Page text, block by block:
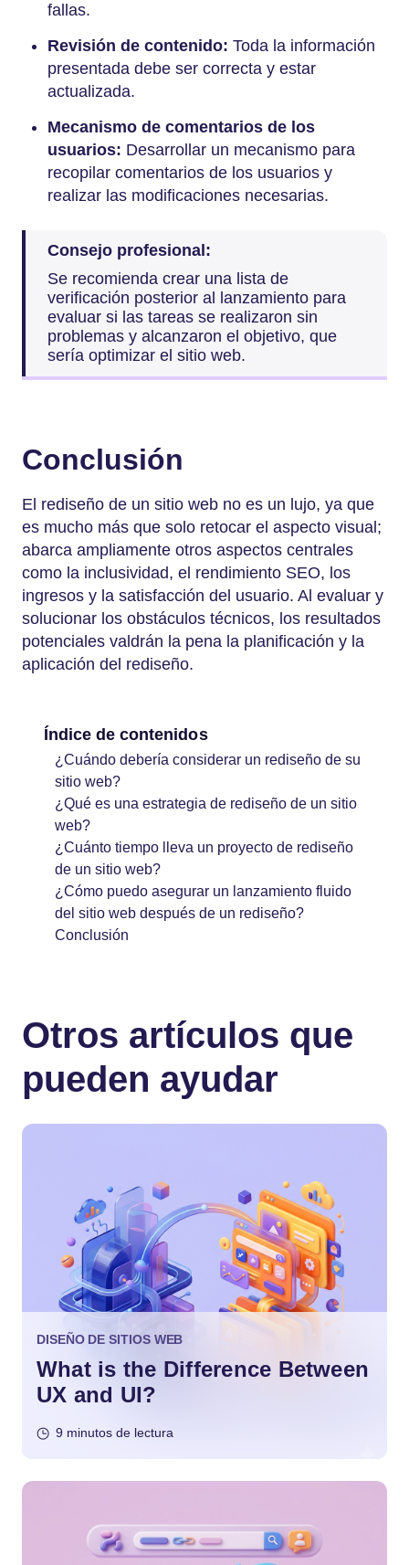
fallas.
Revisión de contenido: Toda la información
presentada debe ser correcta y estar
actualizada.
Mecanismo de comentarios de los
usuarios: Desarrollar un mecanismo para
recopilar comentarios de los usuarios y
realizar las modificaciones necesarias.
Consejo profesional:
Se recomienda crear una lista de
verificación posterior al lanzamiento para
evaluar si las tareas se realizaron sin
problemas y alcanzaron el objetivo, que
sería optimizar el sitio web.
Conclusión
El rediseño de un sitio web no es un lujo, ya que
es mucho más que solo retocar el aspecto visual;
abarca ampliamente otros aspectos centrales
como la inclusividad, el rendimiento SEO, los
ingresos y la satisfacción del usuario. Al evaluar y
solucionar los obstáculos técnicos, los resultados
potenciales valdrán la pena la planificación y la
aplicación del rediseño.
Índice de contenidos
¿Cuándo debería considerar un rediseño de su
sitio web?
¿Qué es una estrategia de rediseño de un sitio
web?
¿Cuánto tiempo lleva un proyecto de rediseño
de un sitio web?
¿Cómo puedo asegurar un lanzamiento fluido
del sitio web después de un rediseño?
Conclusión
Otros artículos que
pueden ayudar
DISEÑO DE SITIOS WEB
What is the Difference Between
UX and UI?
9 minutos de lectura